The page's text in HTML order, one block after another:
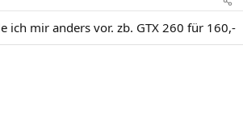
ich mir anders vor. zb. GTX 260 für 160,-